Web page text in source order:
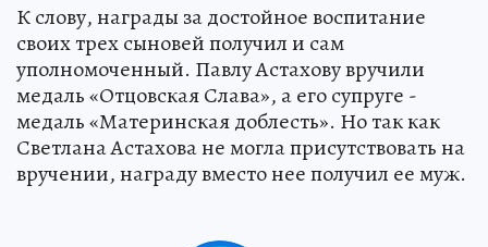
К слову, награды за достойное воспитание
своих трех сыновей получил и сам
уполномоченный. Павлу Астахову вручили
медаль «Отцовская Слава», а его супруге -
медаль «Материнская доблесть». Но так как
Светлана Астахова не могла присутствовать на
вручении, награду вместо нее получил ее муж.